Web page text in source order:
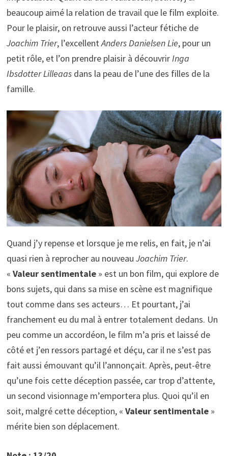
beaucoup aimé la relation de travail que le film exploite.
Pour le plaisir, on retrouve aussi l’acteur fétiche de
Joachim Trier, l’excellentAnders Danielsen Lie, pour un
petit rôle, et l’on prendre plaisir à découvrirInga
Ibsdotter Lilleaasdans la peau de l’une des filles de la
famille.
Quand j’y repense et lorsque je me relis, en fait, je n’ai
quasi rien à reprocher au nouveau Joachim Trier.
« Valeur sentimentale» est un bon film, qui explore de
bons sujets, qui dans sa mise en scène est magnifique
tout comme dans ses acteurs… Et pourtant, j’ai
franchement eu du mal à entrer totalement dedans. Un
peu comme un accordéon, le film m’a pris et laissé de
côté et j’en ressors partagé et déçu, car il ne s’est pas
fait aussi émouvant qu’il l’annonçait. Après, peut-être
qu’une fois cette déception passée, car trop d’attente,
un second visionnage m’emportera plus. Quoi qu’il en
soit, malgré cette déception, « Valeur sentimentale»
mérite bien son déplacement.